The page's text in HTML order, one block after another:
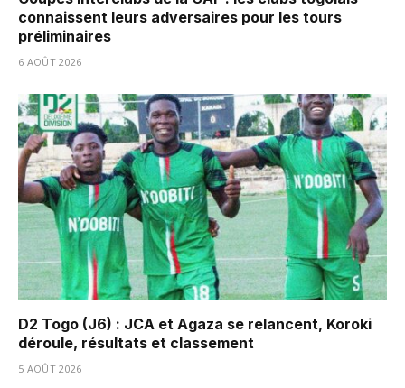
connaissent leurs adversaires pour les tours
préliminaires
6 AOÛT 2026
D2 Togo (J6) : JCA et Agaza se relancent, Koroki
déroule, résultats et classement
5 AOÛT 2026